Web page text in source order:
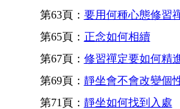
第63頁： 要用何種心態修習
第65頁： 正念如何相續
第67頁： 修習禪定要如何精
第69頁： 靜坐會不會改變個
第71頁： 靜坐如何找到入處